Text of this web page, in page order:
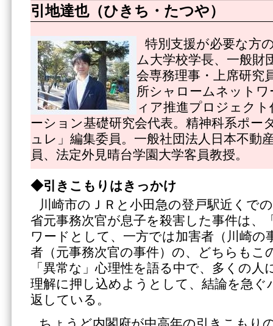
引地達也（ひきち・たつや）
特別支援が必要な方
ム大学校学長、一般財
会専務理事・上席研究
所シャロームネット
ィア推進プロジェク
ーション基礎研究会代表。精神科系ポー
ュレ」編集委員。一般社団法人日本不動
員、法定外見晴台学園大学客員教授。
◆引きこもりはきっかけ
川崎市のＪＲと小田急の登戸駅近くで
省元事務次官が息子を殺害した事件は、
ワードとして、一方では加害者（川崎の
者（元事務次官の事件）の、どちらもこ
「異常な」心理性を語る中で、多くの
理解に押し込めようとして、結論を急
返している。